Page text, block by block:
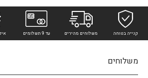
קנייה בטוחה משלוחים מהירים עד 9 תשלומים
משלוחים